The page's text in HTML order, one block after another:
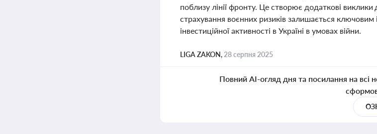
поблизу лінії фронту. Це створює додаткові
страхування воєнних ризиків залишається
інвестиційної активності в Україні в умовах війни.
LIGA ZAKON, 28 серпня 2025
Повний AI-огляд дня та посилання на всі